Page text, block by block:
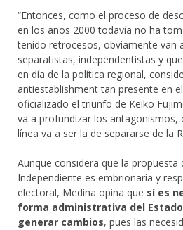
“Entonces, como el proceso de
en los años 2000 todavía no ha
tenido retrocesos, obviamente van
separatistas, independentistas y
en día de la política regional,
antiestablishment tan presente en
oficializado el triunfo de Keiko
va a profundizar los antagonismos,
línea va a ser la de separarse de la
Aunque considera que la propuesta
Independiente es embrionaria y
electoral, Medina opina que sí es
forma administrativa del
generar cambios, pues las